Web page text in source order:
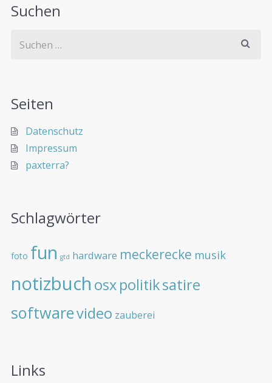
Suchen
Seiten
Datenschutz
Impressum
paxterra?
Schlagwörter
foto fun gtd hardware meckerecke musik
notizbuch osxpolitiksatire
softwarevideo zauberei
Links